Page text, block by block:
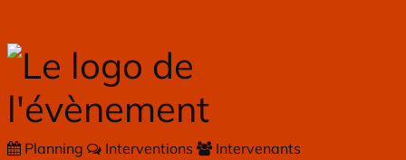
Planning Interventions
Intervenants